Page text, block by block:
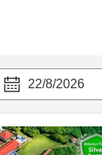
22/8/2026